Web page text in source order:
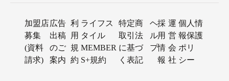
加盟店
募集
(資料
請求)
広告
出稿
のご
案内
利
用
規
約
ライフス
タイル
MEMBER
S+規約
特定商
取引法
に基づ
く表記
ヘ
ル
プ
採
用
情
報
運
営
会
社
個人情
報保護
ポリ
シー